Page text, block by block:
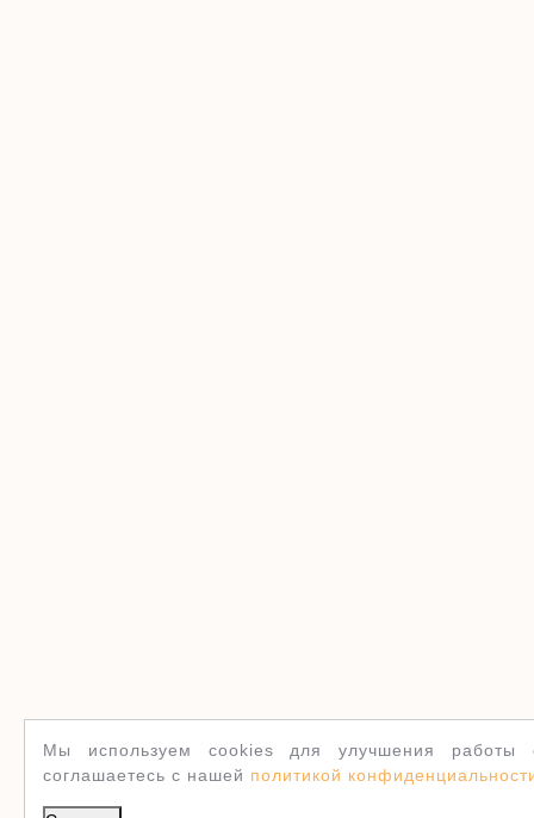
Мы используем cookies для улучшения работы
соглашаетесь с нашей политикой